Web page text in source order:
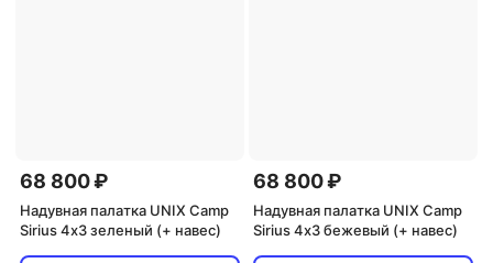
68 800 ₽
Надувная палатка UNIX Camp
Sirius 4х3 зеленый (+ навес)
68 800 ₽
Надувная палатка UNIX Camp
Sirius 4х3 бежевый (+ навес)